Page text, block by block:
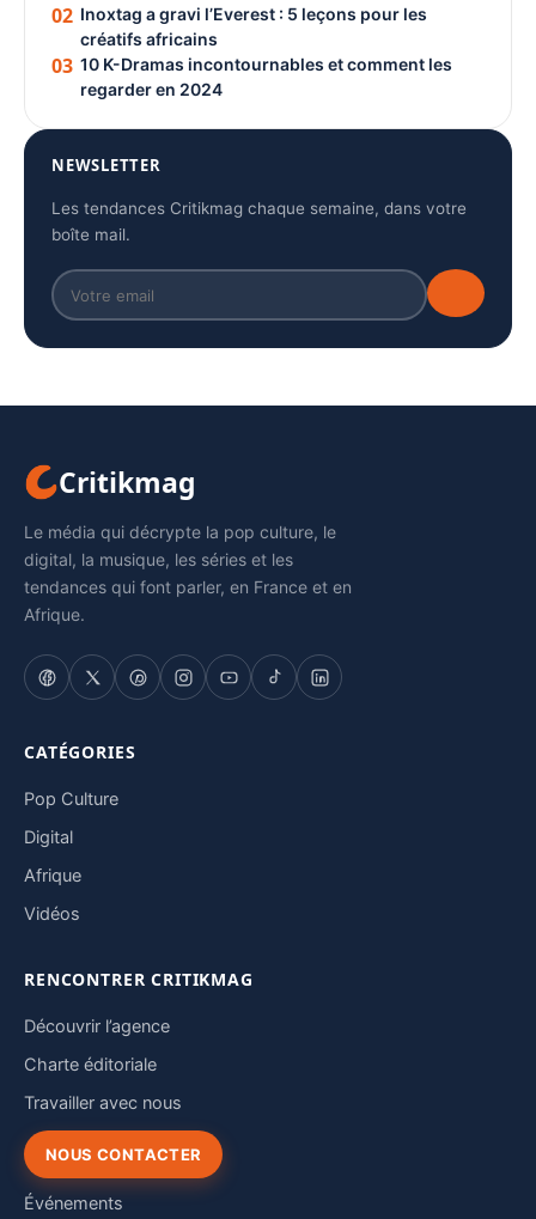
02 Inoxtag a gravi l’Everest : 5 leçons pour les
créatifs africains
03 10 K-Dramas incontournables et comment les
regarder en 2024
NEWSLETTER
Les tendances Critikmag chaque semaine, dans votre
boîte mail.
Critikmag
Le média qui décrypte la pop culture, le
digital, la musique, les séries et les
tendances qui font parler, en France et en
Afrique.
CATÉGORIES
Pop Culture
Digital
Afrique
Vidéos
RENCONTRER CRITIKMAG
Découvrir l’agence
Charte éditoriale
Travailler avec nous
NOUS CONTACTER
Événements